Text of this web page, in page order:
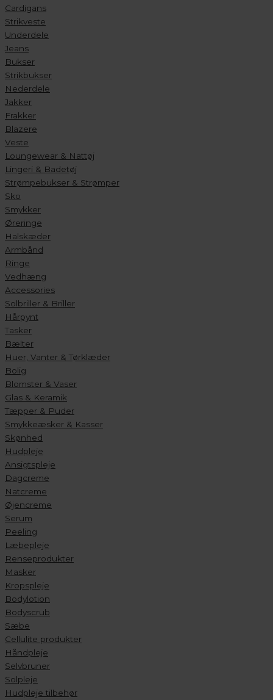
Cardigans
Strikveste
Underdele
Jeans
Bukser
Strikbukser
Nederdele
Jakker
Frakker
Blazere
Veste
Loungewear & Nattøj
Lingeri & Badetøj
Strømpebukser & Strømper
Sko
Smykker
Øreringe
Halskæder
Armbånd
Ringe
Vedhæng
Accessories
Solbriller & Briller
Hårpynt
Tasker
Bælter
Huer, Vanter & Tørklæder
Bolig
Blomster & Vaser
Glas & Keramik
Tæpper & Puder
Smykkeæsker & Kasser
Skønhed
Hudpleje
Ansigtspleje
Dagcreme
Natcreme
Øjencreme
Serum
Peeling
Læbepleje
Renseprodukter
Masker
Kropspleje
Bodylotion
Bodyscrub
Sæbe
Cellulite produkter
Håndpleje
Selvbruner
Solpleje
Hudpleje tilbehør